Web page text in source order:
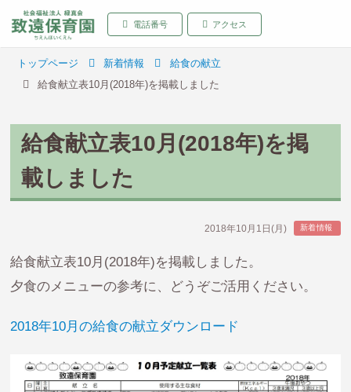
致遠保育園 青森県弘
電話番号 アクセス
トップページ 新着情報
給食の献立
給食献立表10月(2018年)を掲載しました
給食献立表10月(2018年)を掲
載しました
2018年10月1日(月) 新着情報
給食献立表10月(2018年)を掲載しました。
夕食のメニューの参考に、どうぞご活用ください。
2018年10月の給食の献立ダウンロード